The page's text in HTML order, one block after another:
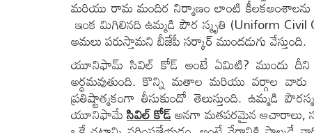
మరియు రామ మందిర నిర్మాణం లాంటి కీలకఅంశాలను
ఇంక మిగిలినది ఉమ్మడి పౌర స్మృతి (Uniform
అమలు పరుస్తామని బీజేపీ సర్కార్ ముందడుగు వేస్తుంది.
యూనిఫామ్ సివిల్ కోడ్ అంటే ఏమిటి? ముందు దీని
అర్థమవుతుంది. కొన్ని మతాల మరియు వర్గాల వారు
ప్రతిష్టాత్మకంగా తీసుకుందో తెలుస్తుంది. ఉమ్మడి
యూనిఫామేసివిల్ కోడ్అనగా మతపరమైన ఆచారాలు,